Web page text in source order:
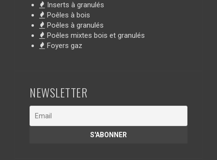
Inserts à granulés
Poêles à bois
Poêles à granulés
Poêles mixtes bois et granulés
Foyers gaz
NEWSLETTER